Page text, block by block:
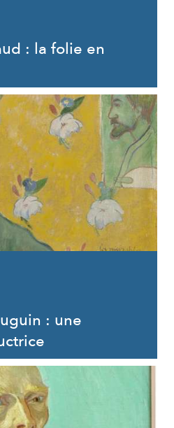
: la folie en
: une